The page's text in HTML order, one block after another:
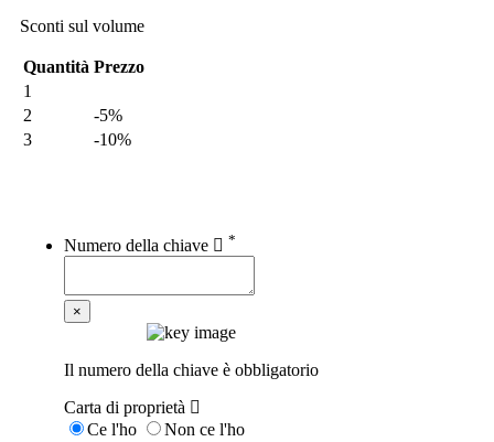
Sconti sul volume
Quantità Prezzo
1
2
-5%
3
-10%
Numero della chiave *
×
Il numero della chiave è obbligatorio
Carta di proprietà
Ce l'ho
Non ce l'ho